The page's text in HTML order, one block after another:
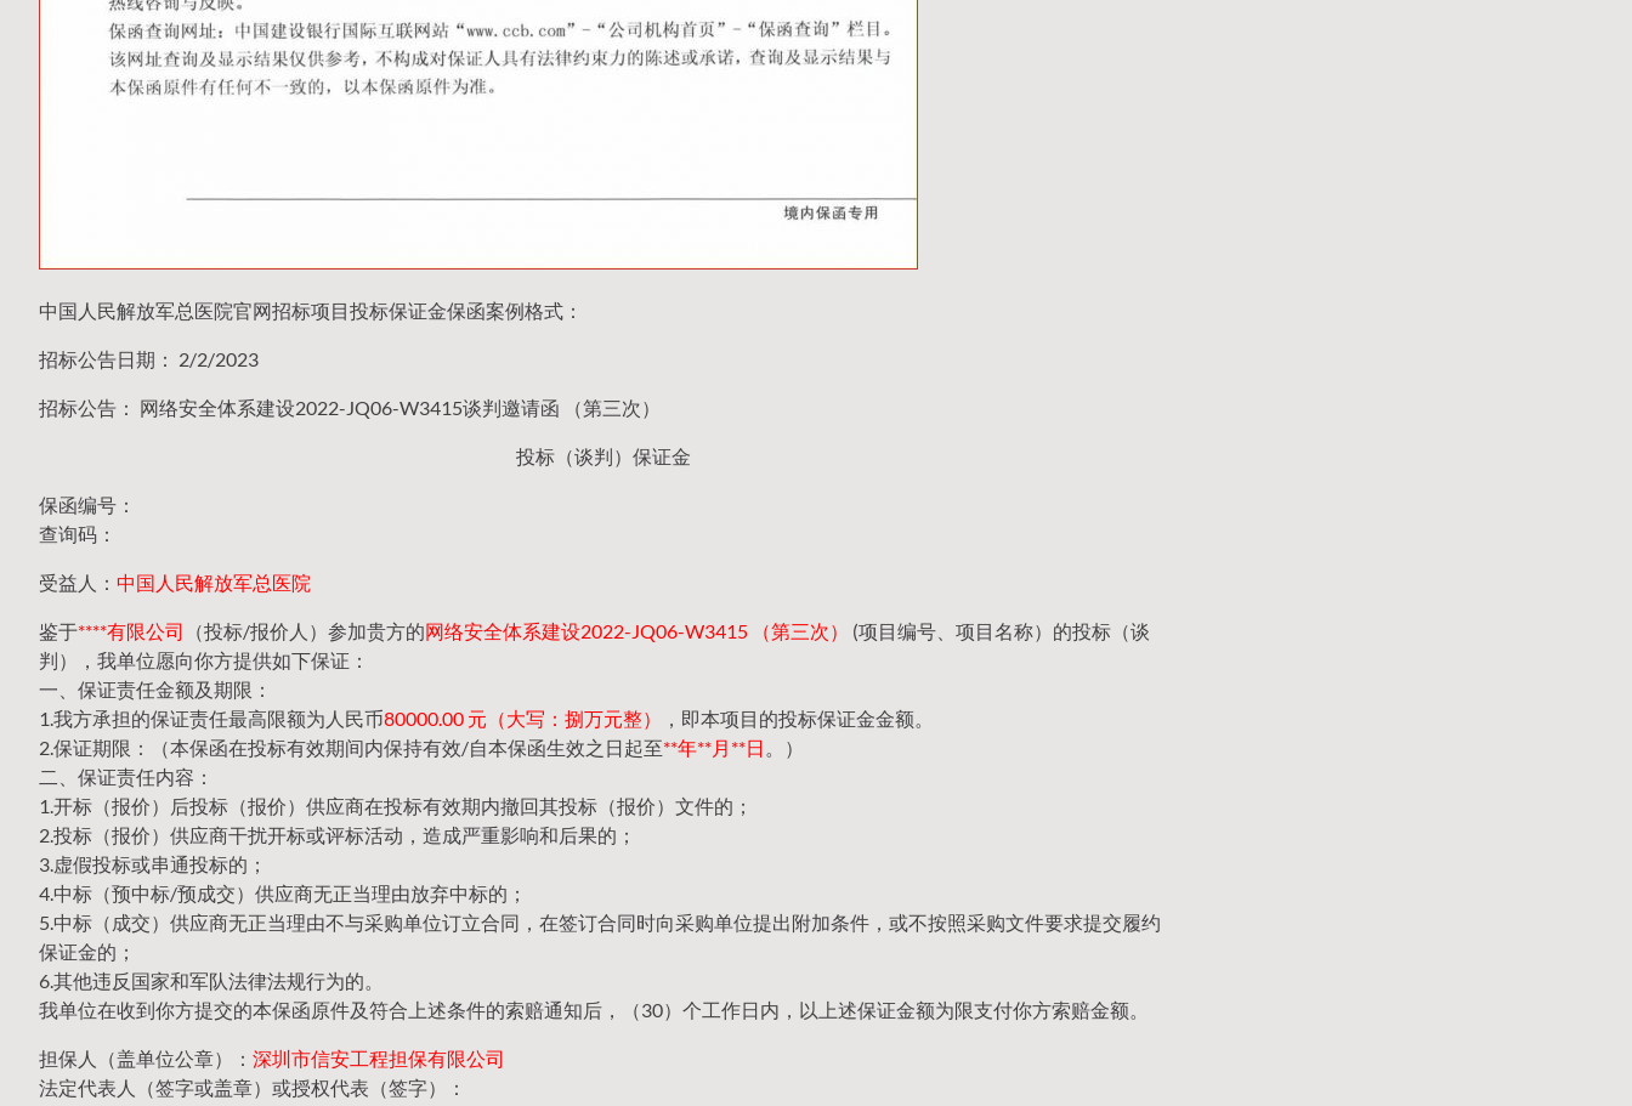
中国人民解放军总医院官网招标项目投标保证金保函案例格式：
招标公告日期： 2/2/2023
招标公告： 网络安全体系建设2022-JQ06-W3415谈判邀请函 （第三次）
投标（谈判）保证金
保函编号：
查询码：
受益人： 中国人民解放军总医院
鉴于****有限公司 （投标/报价人）参加贵方的网络安全体系建设2022-JQ06-W3415 （第三次）
(项目编号、项目名称）的投标（谈
判），我单位愿向你方提供如下保证：
一、保证责任金额及期限：
1.我方承担的保证责任最高限额为人民币80000.00 元（大写：捌万元整）
，即本项目的投标保证金金额。
2.保证期限：（本保函在投标有效期间内保持有效/自本保函生效之日起至**年**月**日 。）
二、保证责任内容：
1.开标（报价）后投标（报价）供应商在投标有效期内撤回其投标（报价）文件的；
2.投标（报价）供应商干扰开标或评标活动，造成严重影响和后果的；
3.虚假投标或串通投标的；
4.中标（预中标/预成交）供应商无正当理由放弃中标的；
5.中标（成交）供应商无正当理由不与采购单位订立合同，在签订合同时向采购单位提出附加条件，或不按照采购文件要求提交履约
保证金的；
6.其他违反国家和军队法律法规行为的。
我单位在收到你方提交的本保函原件及符合上述条件的索赔通知后，（30）个工作日内，以上述保证金额为限支付你方索赔金额。
担保人（盖单位公章）： 深圳市信安工程担保有限公司
法定代表人（签字或盖章）或授权代表（签字）：